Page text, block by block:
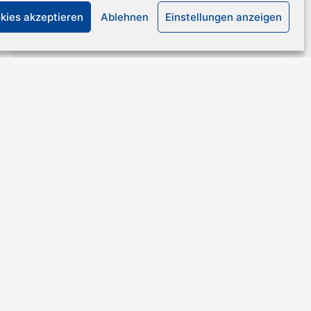
akzeptieren Ablehnen Einstellungen anzeigen